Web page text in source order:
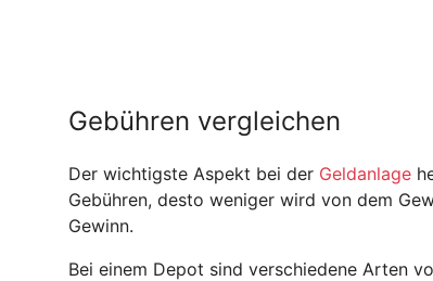
Gebühren vergleichen
Der wichtigste Aspekt bei der Geldanlage
Gebühren, desto weniger wird von dem
Gewinn.
Bei einem Depot sind verschiedene Arten